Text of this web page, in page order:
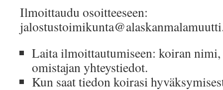
Ilmoittaudu osoitteeseen:
Laita ilmoittautumiseen: koiran
omistajan yhteystiedot.
Kun saat tiedon koirasi